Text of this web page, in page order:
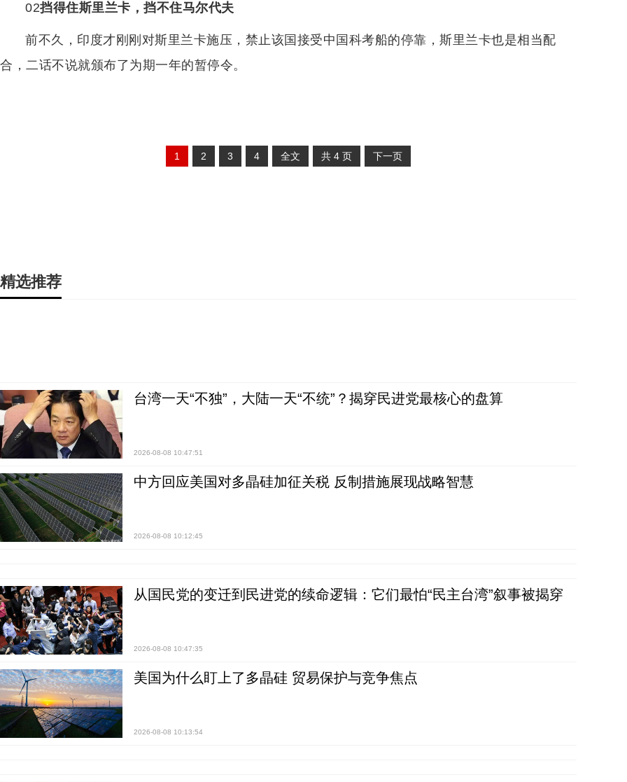
02挡得住斯里兰卡，挡不住马尔代夫
前不久，印度才刚刚对斯里兰卡施压，禁止该国接受中国科考船的停靠，斯里兰卡也是相当配
合，二话不说就颁布了为期一年的暂停令。
1 2 3 4 全文 共 4 页 下一页
精选推荐
台湾一天“不独”，大陆一天“不统”？揭穿民进党最核心的盘算
2026-08-08 10:47:51
中方回应美国对多晶硅加征关税 反制措施展现战略智慧
2026-08-08 10:12:45
从国民党的变迁到民进党的续命逻辑：它们最怕“民主台湾”叙事被揭穿
2026-08-08 10:47:35
美国为什么盯上了多晶硅 贸易保护与竞争焦点
2026-08-08 10:13:54